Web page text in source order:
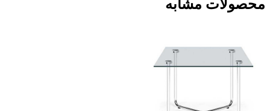
محصولات مشابه